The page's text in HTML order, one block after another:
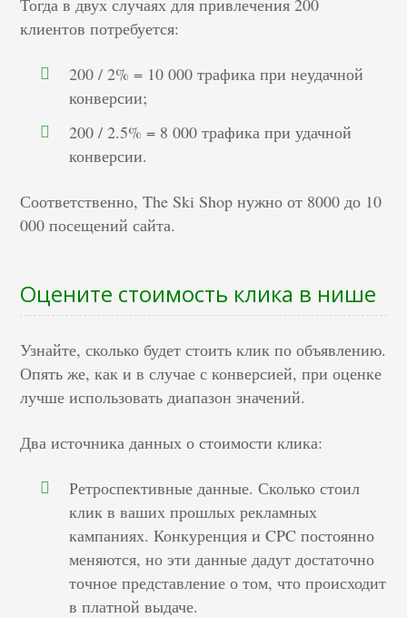
клиентов потребуется:
200 / 2% = 10 000 трафика при неудачной
конверсии;
200 / 2.5% = 8 000 трафика при удачной
конверсии.
Соответственно, The Ski Shop нужно от 8000 до 10
000 посещений сайта.
Оцените стоимость клика в нише
Узнайте, сколько будет стоить клик по объявлению.
Опять же, как и в случае с конверсией, при оценке
лучше использовать диапазон значений.
Два источника данных о стоимости клика:
Ретроспективные данные. Сколько стоил
клик в ваших прошлых рекламных
кампаниях. Конкуренция и CPC постоянно
меняются, но эти данные дадут достаточно
точное представление о том, что происходит
в платной выдаче.